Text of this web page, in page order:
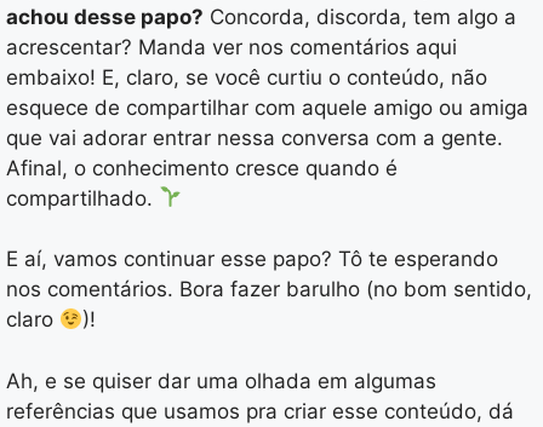
achou desse papo? Concorda, discorda, tem algo a
acrescentar? Manda ver nos comentários aqui
embaixo! E, claro, se você curtiu o conteúdo, não
esquece de compartilhar com aquele amigo ou amiga
que vai adorar entrar nessa conversa com a gente.
Afinal, o conhecimento cresce quando é
compartilhado.
E aí, vamos continuar esse papo? Tô te esperando
nos comentários. Bora fazer barulho (no bom sentido,
claro
)!
Ah, e se quiser dar uma olhada em algumas
referências que usamos pra criar esse conteúdo, dá